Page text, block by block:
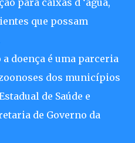
para caixas d ‘agua,
que possam
doença é uma parceria
dos municípios
de Saúde e
de Governo da